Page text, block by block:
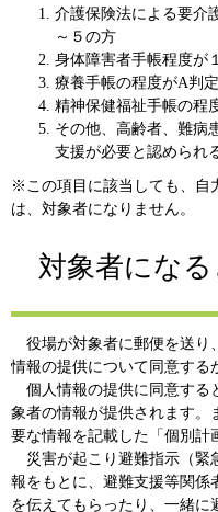
介護保険法による要介
～５の方
身体障害者手帳程度が
療養手帳の程度がA判
精神保健福祉手帳の程
その他、高齢者、難病
支援が必要と認められ
※この項目に該当しても、自
は、対象者になりません。
対象者にな
役場が対象者に郵便を送り
情報の提供について同意する
個人情報の提供に同意する
象者の情報が提供されます。
要な情報を記載した「個別計
災害が起こり避難指示（緊
報をもとに、避難支援等関係
を伝えてもらったり、一緒